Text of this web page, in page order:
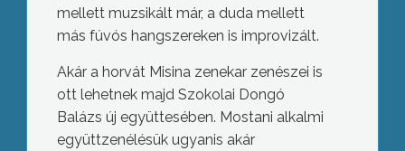
mellett muzsikált már, a duda mellett
más fúvós hangszereken is improvizált.
Akár a horvát Misina zenekar zenészei is
ott lehetnek majd Szokolai Dongó
Balázs új együttesében. Mostani alkalmi
együttzenélésük ugyanis akár